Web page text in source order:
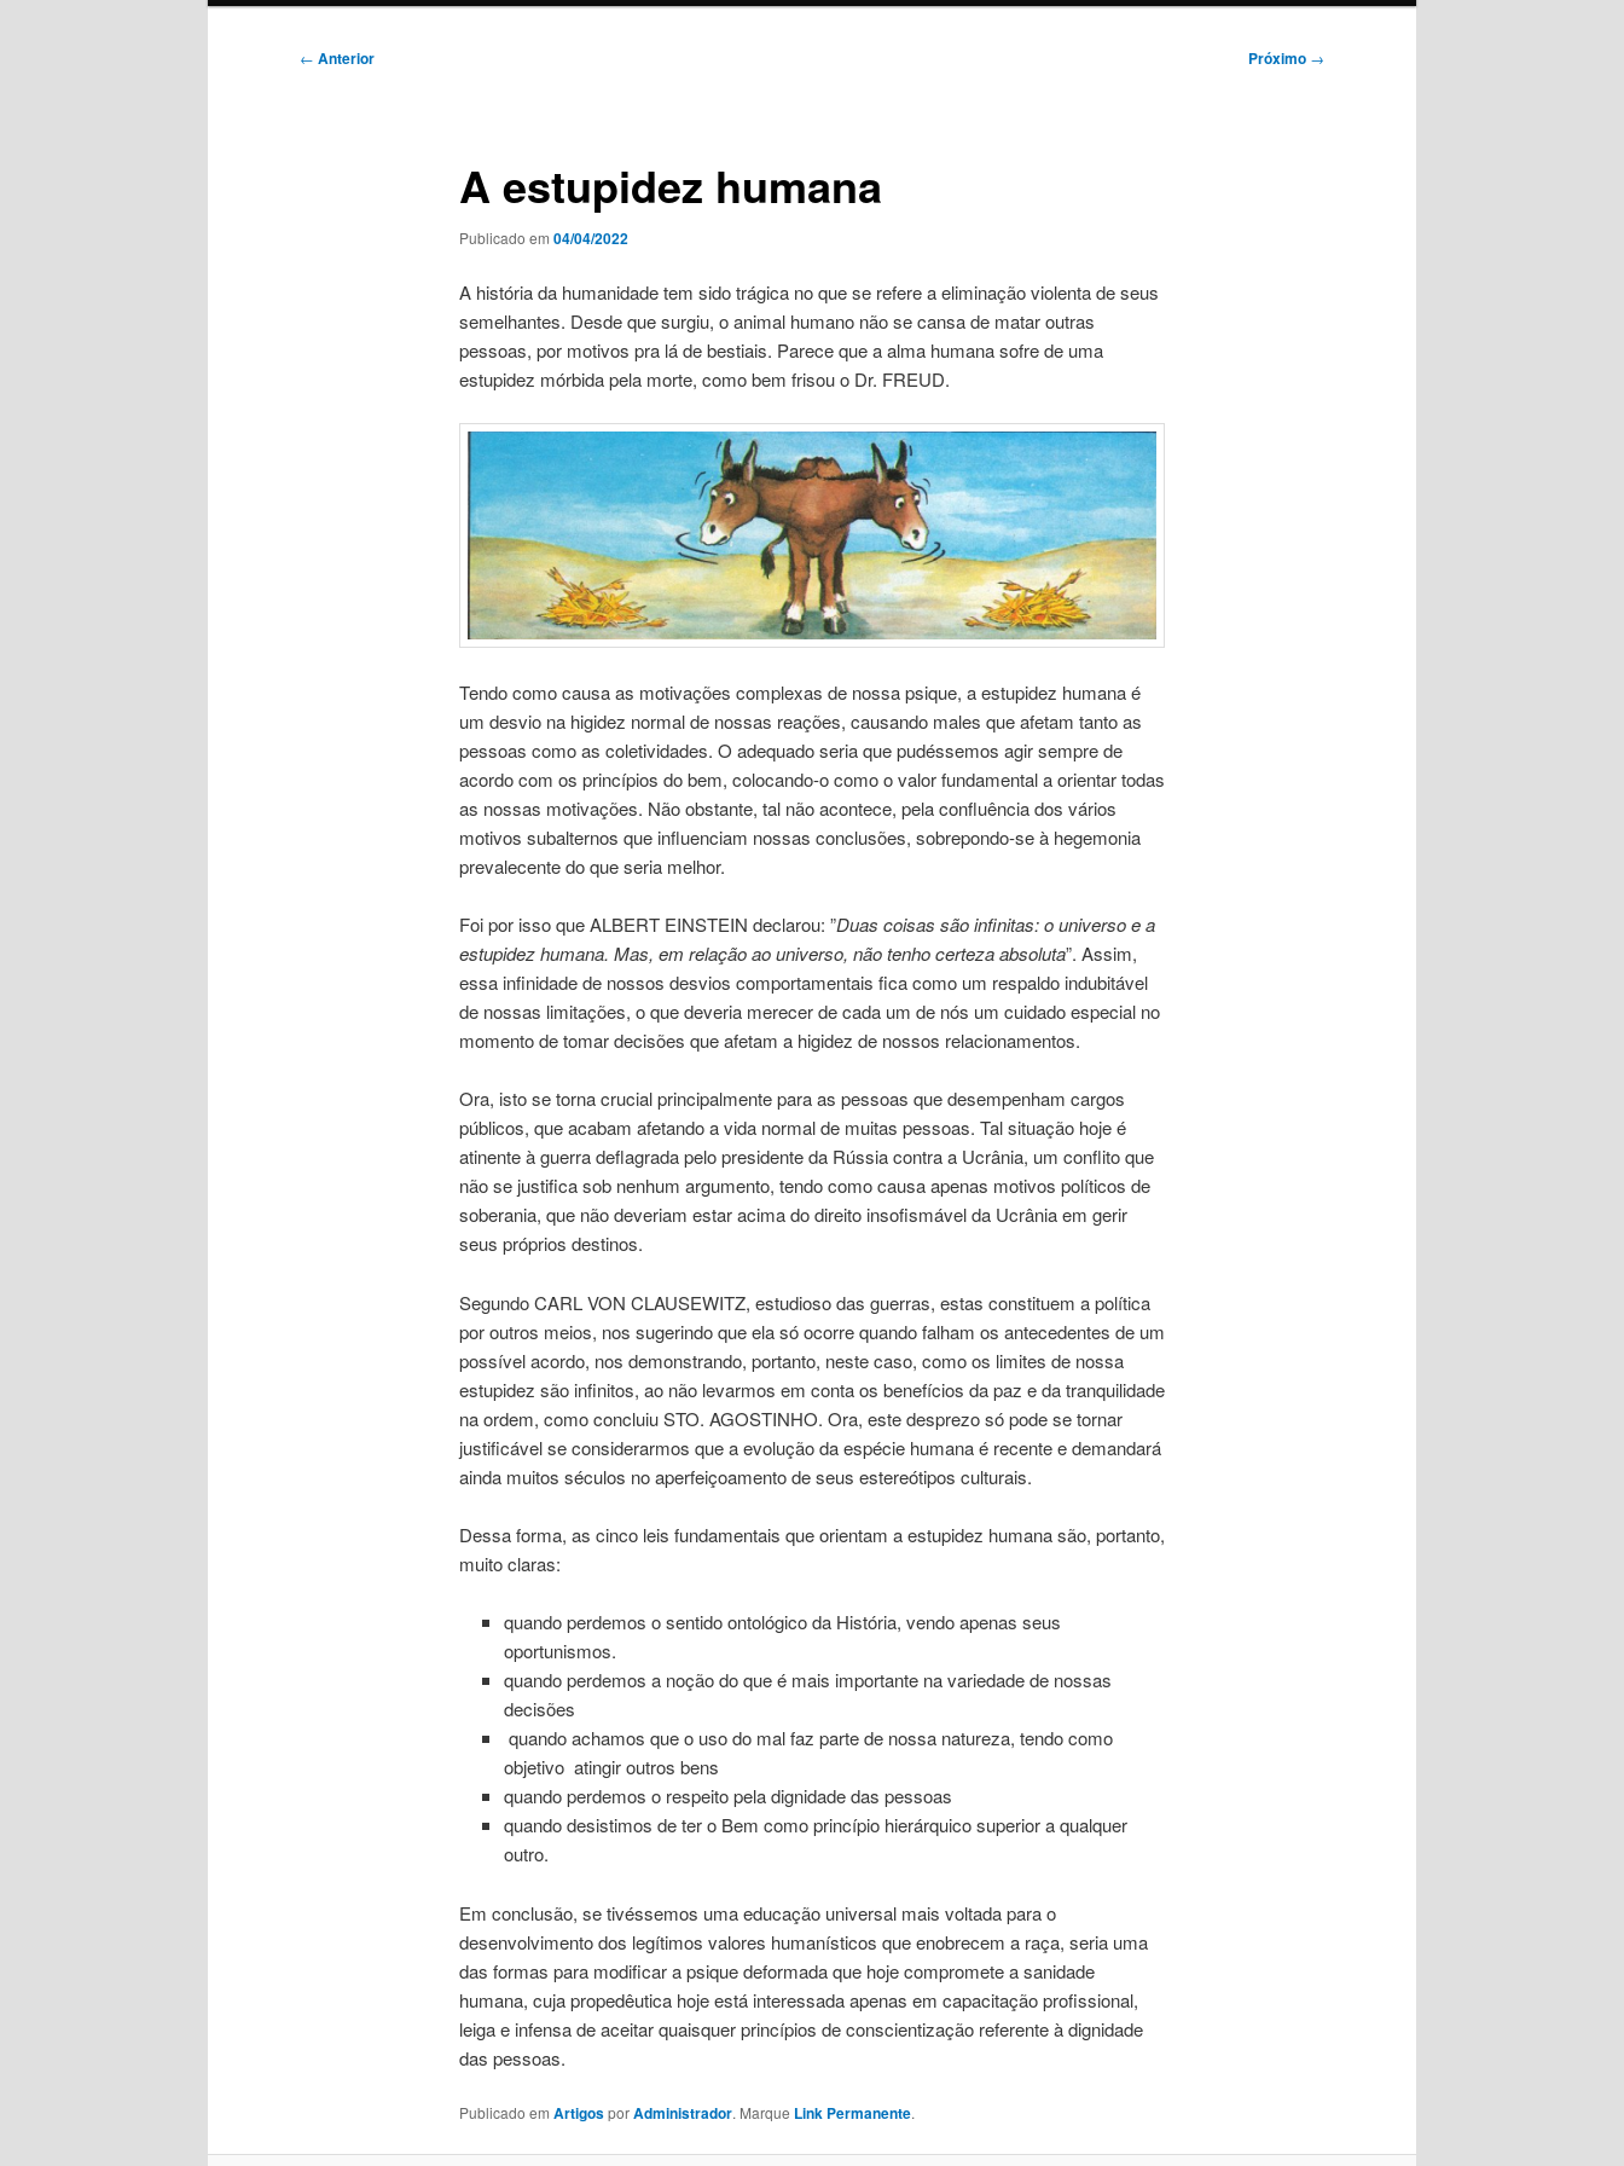
Navegação
← Anterior Próximo →
A estupidez humana
Publicado em 04/04/2022
A história da humanidade tem sido trágica no que se refere a eliminação violenta de seus
semelhantes. Desde que surgiu, o animal humano não se cansa de matar outras
pessoas, por motivos pra lá de bestiais. Parece que a alma humana sofre de uma
estupidez mórbida pela morte, como bem frisou o Dr. FREUD.
Tendo como causa as motivações complexas de nossa psique, a estupidez humana é
um desvio na higidez normal de nossas reações, causando males que afetam tanto as
pessoas como as coletividades. O adequado seria que pudéssemos agir sempre de
acordo com os princípios do bem, colocando-o como o valor fundamental a orientar todas
as nossas motivações. Não obstante, tal não acontece, pela confluência dos vários
motivos subalternos que influenciam nossas conclusões, sobrepondo-se à hegemonia
prevalecente do que seria melhor.
Foi por isso que ALBERT EINSTEIN declarou: ”Duas coisas são infinitas: o universo e a
estupidez humana. Mas, em relação ao universo, não tenho certeza absoluta”. Assim,
essa infinidade de nossos desvios comportamentais fica como um respaldo indubitável
de nossas limitações, o que deveria merecer de cada um de nós um cuidado especial no
momento de tomar decisões que afetam a higidez de nossos relacionamentos.
Ora, isto se torna crucial principalmente para as pessoas que desempenham cargos
públicos, que acabam afetando a vida normal de muitas pessoas. Tal situação hoje é
atinente à guerra deflagrada pelo presidente da Rússia contra a Ucrânia, um conflito que
não se justifica sob nenhum argumento, tendo como causa apenas motivos políticos de
soberania, que não deveriam estar acima do direito insofismável da Ucrânia em gerir
seus próprios destinos.
Segundo CARL VON CLAUSEWITZ, estudioso das guerras, estas constituem a política
por outros meios, nos sugerindo que ela só ocorre quando falham os antecedentes de um
possível acordo, nos demonstrando, portanto, neste caso, como os limites de nossa
estupidez são infinitos, ao não levarmos em conta os benefícios da paz e da tranquilidade
na ordem, como concluiu STO. AGOSTINHO. Ora, este desprezo só pode se tornar
justificável se considerarmos que a evolução da espécie humana é recente e demandará
ainda muitos séculos no aperfeiçoamento de seus estereótipos culturais.
Dessa forma, as cinco leis fundamentais que orientam a estupidez humana são, portanto,
muito claras:
quando perdemos o sentido ontológico da História, vendo apenas seus
oportunismos.
quando perdemos a noção do que é mais importante na variedade de nossas
decisões
quando achamos que o uso do mal faz parte de nossa natureza, tendo como
objetivo atingir outros bens
quando perdemos o respeito pela dignidade das pessoas
quando desistimos de ter o Bem como princípio hierárquico superior a qualquer
outro.
Em conclusão, se tivéssemos uma educação universal mais voltada para o
desenvolvimento dos legítimos valores humanísticos que enobrecem a raça, seria uma
das formas para modificar a psique deformada que hoje compromete a sanidade
humana, cuja propedêutica hoje está interessada apenas em capacitação profissional,
leiga e infensa de aceitar quaisquer princípios de conscientização referente à dignidade
das pessoas.
Publicado em ArtigosporAdministrador. Marque Link Permanente.